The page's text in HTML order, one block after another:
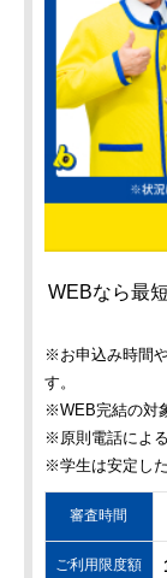
WEBなら最
※お申込み時間
す。
※WEB完結の対
※原則電話によ
※学生は安定し
審査時間
ご利用限度額